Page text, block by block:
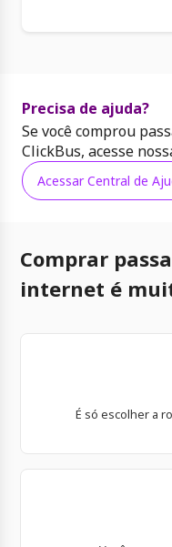
Precisa de ajuda?
Se você comprou
ClickBus, acesse
Acessar Central de
Comprar
internet é
É só escolher a